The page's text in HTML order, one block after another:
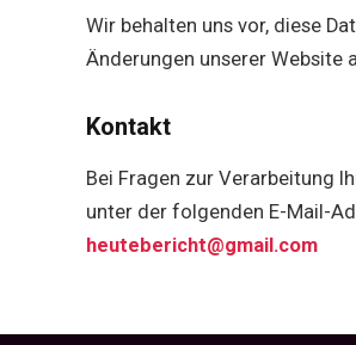
Wir behalten uns vor, diese
Änderungen unserer Website
Kontakt
Bei Fragen zur Verarbeitung
unter der folgenden E-Mail-
heutebericht@gmail.com